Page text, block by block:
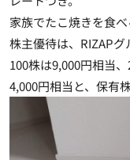
家族でたこ焼きを食べ
株主優待は、RIZAPグ
100株は9,000円相当
4,000円相当と、保有